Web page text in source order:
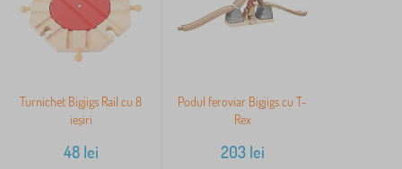
Turnichet Bigjigs Rail cu 8
ieșiri
48lei
Podul feroviar Bigjigs cu T-
Rex
203lei